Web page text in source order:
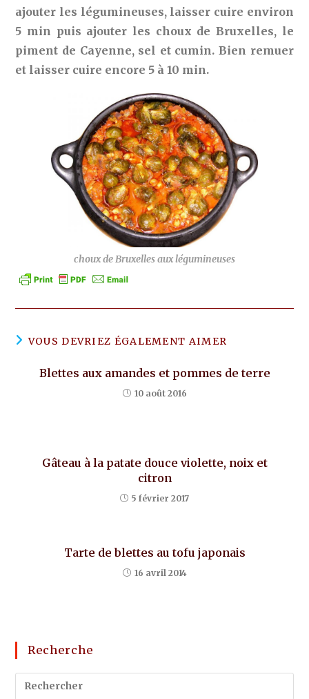
ajouter les légumineuses, laisser cuire environ
5 min puis ajouter les choux de Bruxelles, le
piment de Cayenne, sel et cumin. Bien remuer
et laisser cuire encore 5 à 10 min.
choux de Bruxelles aux légumineuses
VOUS DEVRIEZ ÉGALEMENT AIMER
Blettes aux amandes et pommes de terre
10 août 2016
Gâteau à la patate douce violette, noix et
citron
5 février 2017
Tarte de blettes au tofu japonais
16 avril 2014
Recherche